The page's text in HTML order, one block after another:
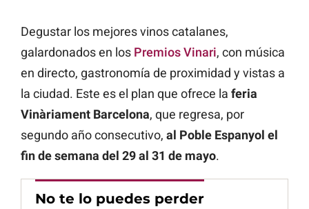
Degustar los mejores vinos catalanes,
galardonados en los Premios Vinari, con música
en directo, gastronomía de proximidad y vistas a
la ciudad. Este es el plan que ofrece la feria
Vinàriament Barcelona, que regresa, por
segundo año consecutivo, al Poble Espanyol el
fin de semana del 29 al 31 de mayo.
No te lo puedes perder